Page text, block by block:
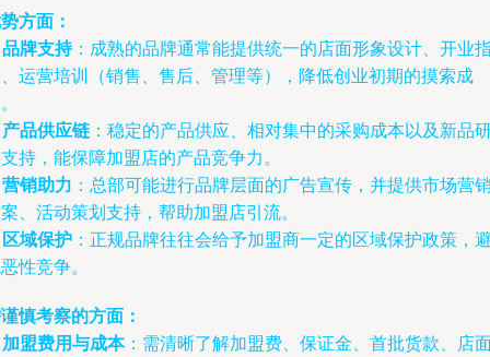
方面：
品牌支持：成熟的品牌通常能提供统一的店面形象设计、开业
运营培训（销售、售后、管理等），降低创业初期的摸索成
产品供应链 ：稳定的产品供应、相对集中的采购成本以及新品
持，能保障加盟店的产品竞争力。
营销助力 ：总部可能进行品牌层面的广告宣传，并提供市场营
、活动策划支持，帮助加盟店引流。
区域保护 ：正规品牌往往会给予加盟商一定的区域保护政策，
性竞争。
慎考察的方面：
加盟费用与成本：需清晰了解加盟费、保证金、首批货款、店